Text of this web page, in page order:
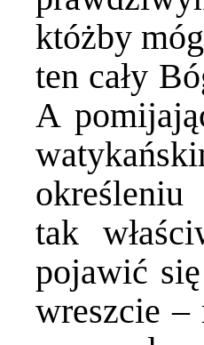
któżby
ten cały
A
określeniu
tak
pojawić
wreszcie –